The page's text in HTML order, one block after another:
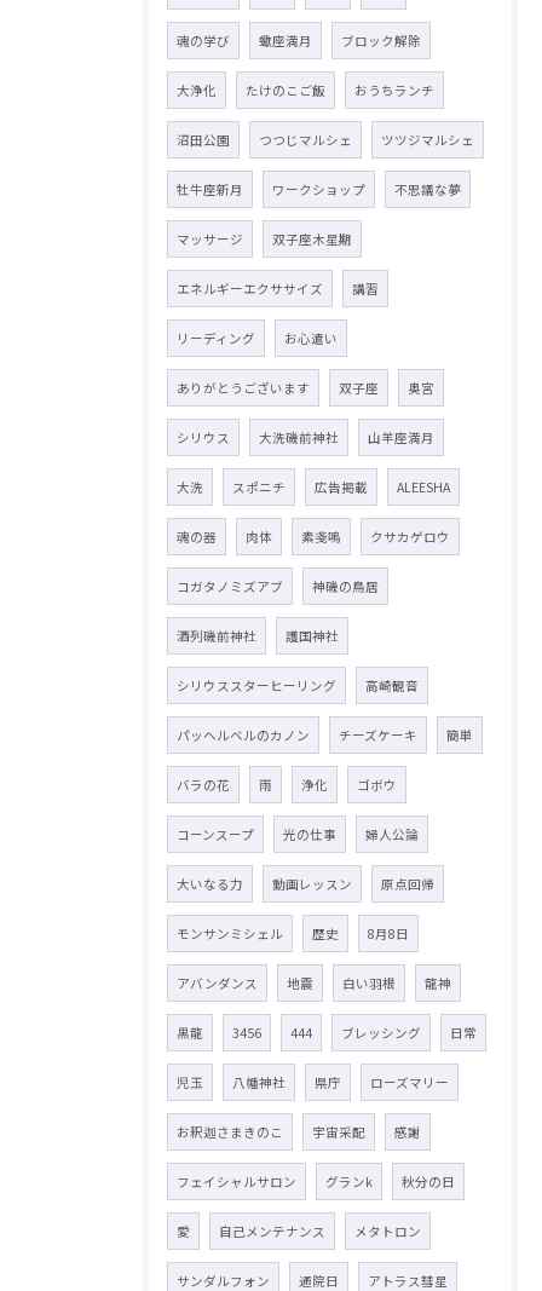
魂の学び 蠍座満月 ブロック解除
大浄化 たけのこご飯 おうちランチ
沼田公園 つつじマルシェ ツツジマルシェ
牡牛座新月 ワークショップ 不思議な夢
マッサージ 双子座木星期
エネルギーエクササイズ 講習
リーディング お心遣い
ありがとうございます 双子座 奥宮
シリウス 大洗磯前神社 山羊座満月
大洗 スポニチ 広告掲載 ALEESHA
魂の器 肉体 素戔嗚 クサカゲロウ
コガタノミズアブ 神磯の鳥居
酒列磯前神社 護国神社
シリウススターヒーリング 高崎観音
パッヘルベルのカノン チーズケーキ 簡単
バラの花 雨 浄化 ゴボウ
コーンスープ 光の仕事 婦人公論
大いなる力 動画レッスン 原点回帰
モンサンミシェル 歴史 8月8日
アバンダンス 地震 白い羽根 龍神
黒龍 3456 444 ブレッシング 日常
児玉 八幡神社 県庁 ローズマリー
お釈迦さまきのこ 宇宙采配 感謝
フェイシャルサロン グランk 秋分の日
愛 自己メンテナンス メタトロン
サンダルフォン 通院日 アトラス彗星